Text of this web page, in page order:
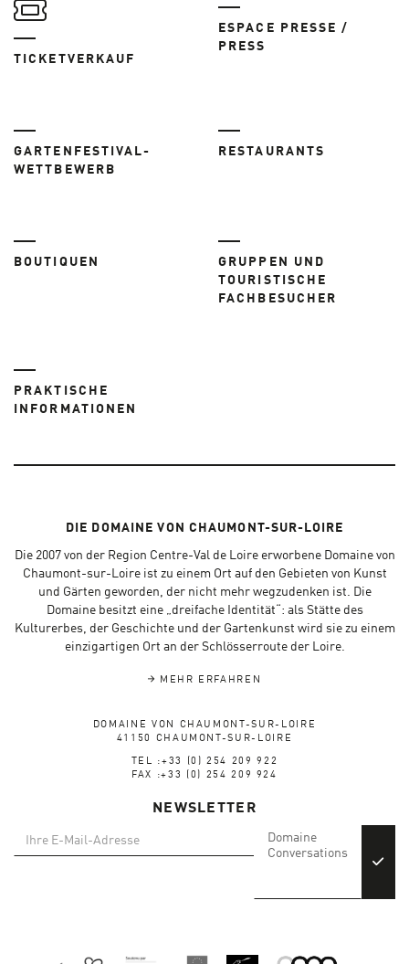
TICKETVERKAUF
ESPACE PRESSE /
PRESS
GARTENFESTIVAL-
WETTBEWERB
RESTAURANTS
BOUTIQUEN
GRUPPEN UND
TOURISTISCHE
FACHBESUCHER
PRAKTISCHE
INFORMATIONEN
DIE DOMAINE VON CHAUMONT-SUR-LOIRE
Die 2007 von der Region Centre-Val de Loire erworbene Domaine von
Chaumont-sur-Loire ist zu einem Ort auf den Gebieten von Kunst
und Gärten geworden, der nicht mehr wegzudenken ist. Die
Domaine besitzt eine „dreifache Identität“: als Stätte des
Kulturerbes, der Geschichte und der Gartenkunst wird sie zu einem
einzigartigen Ort an der Schlösserroute der Loire.
MEHR ERFAHREN
DOMAINE VON CHAUMONT-SUR-LOIRE
41150 CHAUMONT-SUR-LOIRE
TEL :+33 (0) 254 209 922
FAX :+33 (0) 254 209 924
NEWSLETTER